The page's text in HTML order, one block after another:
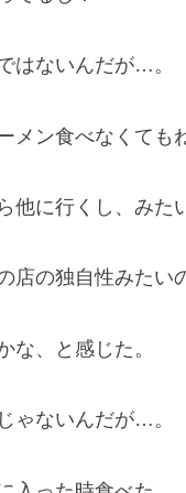
はないんだが…。
メン食べなくても
他に行くし、みた
店の独自性みたい
な、と感じた。
ゃないんだが…。